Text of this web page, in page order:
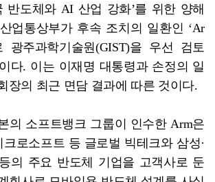
반도체와 AI 산업 강화’를 위한 양해
업통상부가 후속 조치의 일환인 ‘Ar
광주과학기술원(GIST)을 우선 검토
다. 이는 이재명 대통령과 손정의 일
장의 최근 면담 결과에 따른 것이다.
의 소프트뱅크 그룹이 인수한 Arm은
로소프트 등 글로벌 빅테크와 삼성·
의 주요 반도체 기업을 고객사로 둔